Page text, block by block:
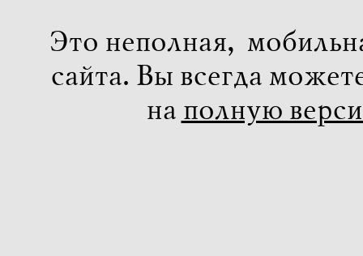
Это неполная,
сайта. Вы всегда
на полную